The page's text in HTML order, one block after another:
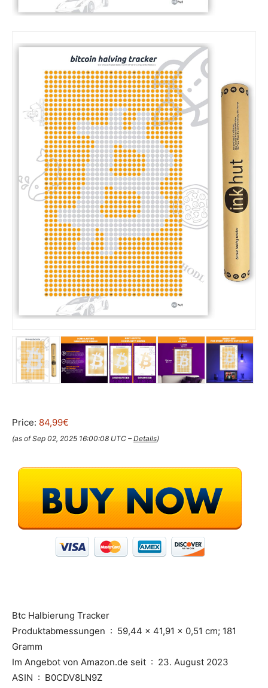
Price: 84,99€
(as of Sep 02, 2025 16:00:08 UTC –Details)
Btc Halbierung Tracker
Produktabmessungen ‏ : ‎ 59,44 x 41,91 x 0,51 cm; 181
Gramm
Im Angebot von Amazon.de seit ‏ : ‎ 23. August 2023
ASIN ‏ : ‎ B0CDV8LN9Z